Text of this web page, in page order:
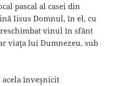
pascal al casei din
Iisus Domnul, în el, cu
vinul în sfânt
viaţa lui Dumnezeu, sub
acela înveşnicit